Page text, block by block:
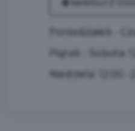
Poniedziałek -
Piątek - Sobota:
Niedziela: 12:00 -